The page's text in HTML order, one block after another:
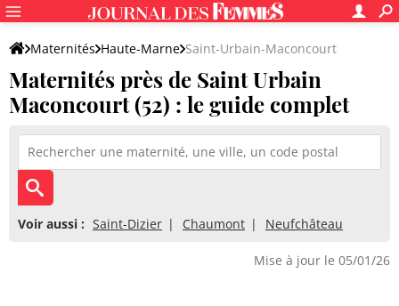
Maternités Haute-Marne Saint-Urbain-Maconcourt
Maternités près de Saint Urbain
Maconcourt (52) : le guide complet
Voir aussi : Saint-Dizier Chaumont Neufchâteau
Mise à jour le 05/01/26